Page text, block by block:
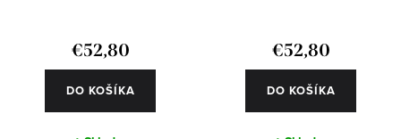
€52,80
DO KOŠÍKA
€52,80
DO KOŠÍKA